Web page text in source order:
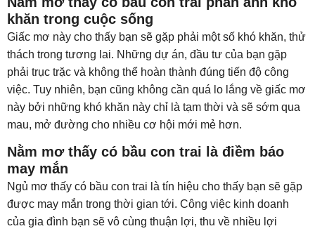
khăn trong cuộc sống
Giấc mơ này cho thấy bạn sẽ gặp phải một số khó khăn, thử
thách trong tương lai. Những dự án, đầu tư của bạn gặp
phải trục trặc và không thể hoàn thành đúng tiến độ công
việc. Tuy nhiên, bạn cũng không cần quá lo lắng về giấc mơ
này bởi những khó khăn này chỉ là tạm thời và sẽ sớm qua
mau, mở đường cho nhiều cơ hội mới mẻ hơn.
Nằm mơ thấy có bầu con trai là điềm báo
may mắn
Ngủ mơ thấy có bầu con trai là tín hiệu cho thấy bạn sẽ gặp
được may mắn trong thời gian tới. Công việc kinh doanh
của gia đình bạn sẽ vô cùng thuận lợi, thu về nhiều lợi